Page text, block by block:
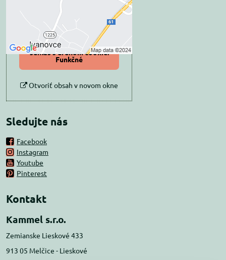
Povoliť tentokrát
Povoliť a zapamätať -
súhlas s druhom cookie:
Funkčné
Otvoriť obsah v novom okne
Sledujte nás
Facebook
Instagram
Youtube
Pinterest
Kontakt
Kammel s.r.o.
Zemianske Lieskové 433
913 05 Melčice - Lieskové